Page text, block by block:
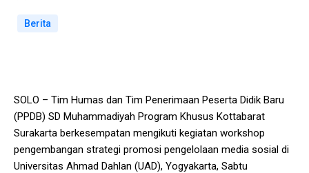
Berita
SOLO – Tim Humas dan Tim Penerimaan Peserta Didik Baru
(PPDB) SD Muhammadiyah Program Khusus Kottabarat
Surakarta berkesempatan mengikuti kegiatan workshop
pengembangan strategi promosi pengelolaan media sosial di
Universitas Ahmad Dahlan (UAD), Yogyakarta, Sabtu